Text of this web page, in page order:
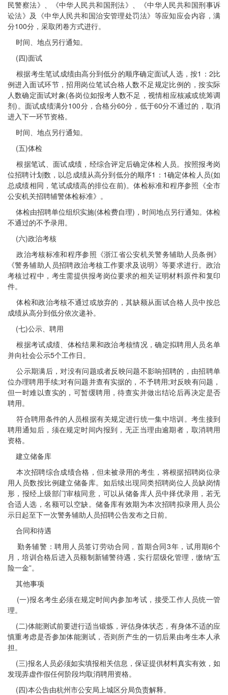
民警察法》、《中华人民共和国刑法》、《中华人民共和国刑事诉
讼法》及《中华人民共和国治安管理处罚法》等应知应会内容，满
分100分，采取闭卷方式进行。
时间、地点另行通知。
(四)面试
根据考生笔试成绩由高分到低分的顺序确定面试人选，按1：2比
例进入面试环节，招用岗位笔试合格人数不足规定比例的，按实际
人数确定面试对象(各岗位如报考人数不足，视情相应核减或统筹调
剂)。面试成绩满分100分，合格分60分，低于60分不通过的，取消
进入下一环节资格。
时间、地点另行通知。
(五)体检
根据笔试、面试成绩，经综合评定后确定体检人员。按照报考岗
位招聘计划数，以总成绩从高分到低分的顺序1：1确定体检人员(如
总成绩相同，笔试成绩高的排位在前)。体检标准和程序参照《全市
公安机关招聘辅警体检标准》。
体检由招聘单位组织实施(体检费自理)，时间地点另行通知。体检
不通过的不予录用。
(六)政治考核
政治考核标准和程序参照《浙江省公安机关警务辅助人员条例》
《警务辅助人员招聘政治考核工作要求及说明》等要求进行。政治
考核过程中，考生需提供报考岗位要求的相关证明材料原件和复印
件。
体检和政治考核不通过或放弃的，其缺额从面试合格人员中按总
成绩从高分到低分依次递补。
(七)公示、聘用
根据考试成绩、体检结果和政治考核情况，确定拟聘用人员名单
并向社会公示5个工作日。
公示期满后，对没有问题或者反映问题不影响招聘的，由招聘单
位办理聘用手续;对有问题并查有实据的，不予聘用;对反映有问题，
但一时难以查实的，可暂缓聘用，待查实并做出结论后再决定是否
聘用。
符合聘用条件的人员根据有关规定进行统一集中培训。考生接到
聘用通知后，须在规定时间内报到，无正当理由逾期者，取消聘用
资格。
建立储备库
本次招聘综合成绩合格，但未被录用的考生，将根据招聘岗位录
用人员数按比例建立储备库。如后续出现同类招聘岗位人员缺岗情
形，报经上级部门审核同意，可以从储备库人员中择优录用，若无
合适人选，名额可以空缺。储备库有效期为本次招聘拟录用人员公
示日起至下一次警务辅助人员招聘公告发布之日前。
合同和待遇
勤务辅警：聘用人员签订劳动合同，首期合同3年，试用期6个
月，培训合格后进入员额制新辅警待遇，实行层级化管理，缴纳“五
险一金”。
其他事项
(一)报名考生必须在规定时间内参加考试，接受工作人员统一管
理。
(二)体能测试前要进行适当锻炼，评估身体状态，有身体不适的应
慎重考虑是否参加体能测试，否则所产生的一切后果由考生本人承
担。
(三)报名人员必须如实填报相关信息，保证提供材料真实有效，如
发现弄虚作假任何阶段均取消聘用资格。
(四)本公告由杭州市公安局上城区分局负责解释。